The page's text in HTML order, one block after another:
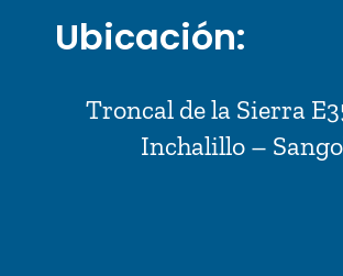
Ubicación:
Troncal de la Sierra
Inchalillo –